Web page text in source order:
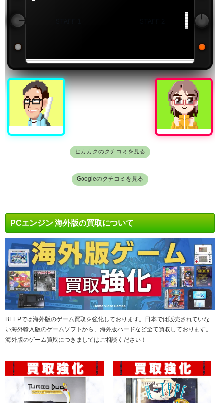
ヒカカクのクチコミを見る
Googleのクチコミを見る
PCエンジン 海外版の買取について
BEEPでは海外版のゲーム買取を強化しております。日本では販売されていな
い海外輸入版のゲームソフトから、海外版ハードなど全て買取しております。
海外版のゲーム買取につきましてはご相談ください！